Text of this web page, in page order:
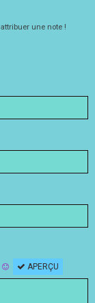
une note !
APERÇU